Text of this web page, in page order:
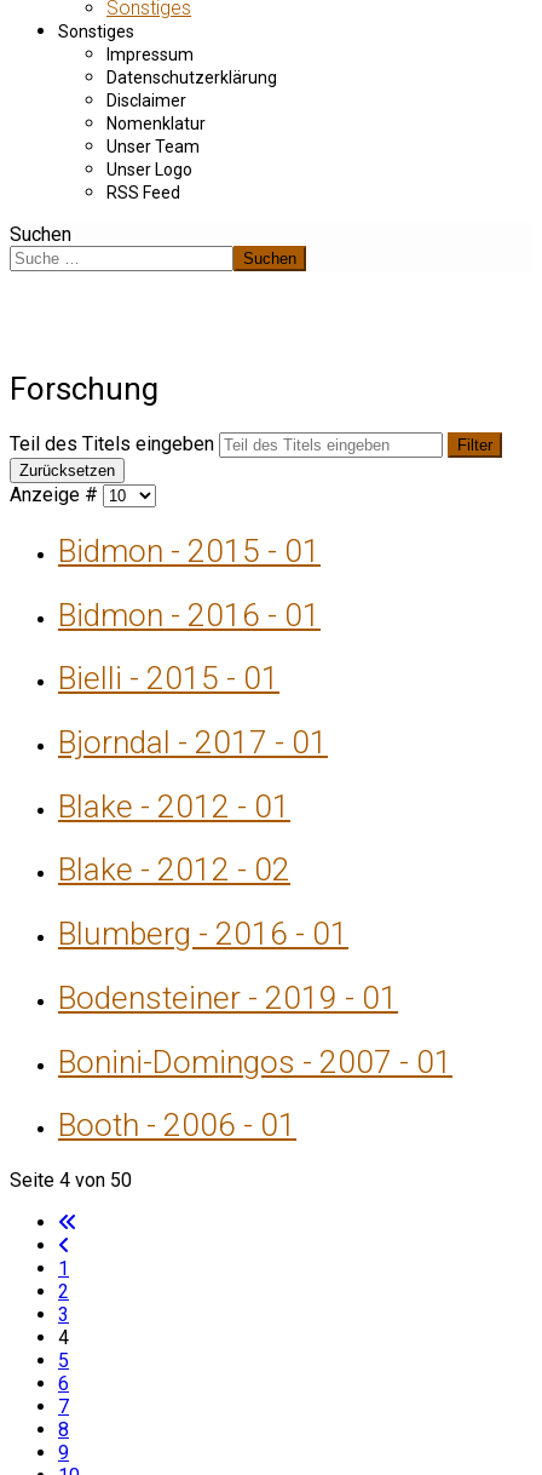
Sonstiges
Sonstiges
Impressum
Datenschutzerklärung
Disclaimer
Nomenklatur
Unser Team
Unser Logo
RSS Feed
Suchen
Suchen
Forschung
Teil des Titels eingeben
Filter
Zurücksetzen
Anzeige #
Bidmon - 2015 - 01
Bidmon - 2016 - 01
Bielli - 2015 - 01
Bjorndal - 2017 - 01
Blake - 2012 - 01
Blake - 2012 - 02
Blumberg - 2016 - 01
Bodensteiner - 2019 - 01
Bonini-Domingos - 2007 - 01
Booth - 2006 - 01
Seite 4 von 50
1
2
3
4
5
6
7
8
9